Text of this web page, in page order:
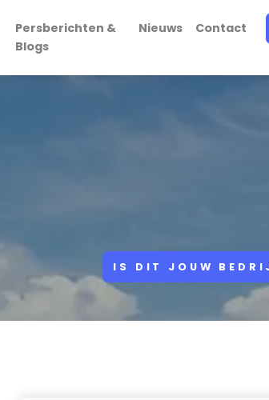
Persberichten &
Blogs
Nieuws Contact
IS DIT JOUW